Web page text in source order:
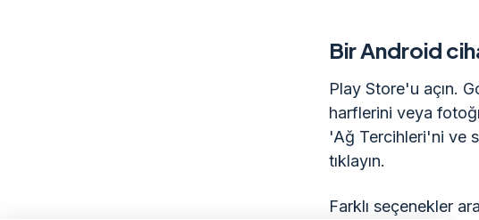
Bir Android
Play Store'u açın.
harflerini veya
'Ağ Tercihleri'ni ve
tıklayın.
Farklı seçenekler